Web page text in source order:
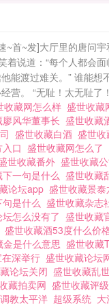
~首~发]大厅里的唐问
着说道：“每个人都会
能渡过难关。” 谁能
营。 “无耻！太无耻
收藏网怎么样 盛世收藏
风华董事长 盛世收藏
盛世收藏白酒 盛世收
口 盛世收藏网怎么了
世收藏番外 盛世收藏
一句是什么 盛世收藏
论坛app 盛世收藏景
是什么 盛世收藏杂志
怎么没有了 盛世收藏
盛世收藏酒53度什么价
是什么意思 盛世收藏
深举行 盛世收藏论坛
论坛关闭 盛世收藏乱
藏拍卖网 盛世收藏评
调教太平洋 超级系统 大